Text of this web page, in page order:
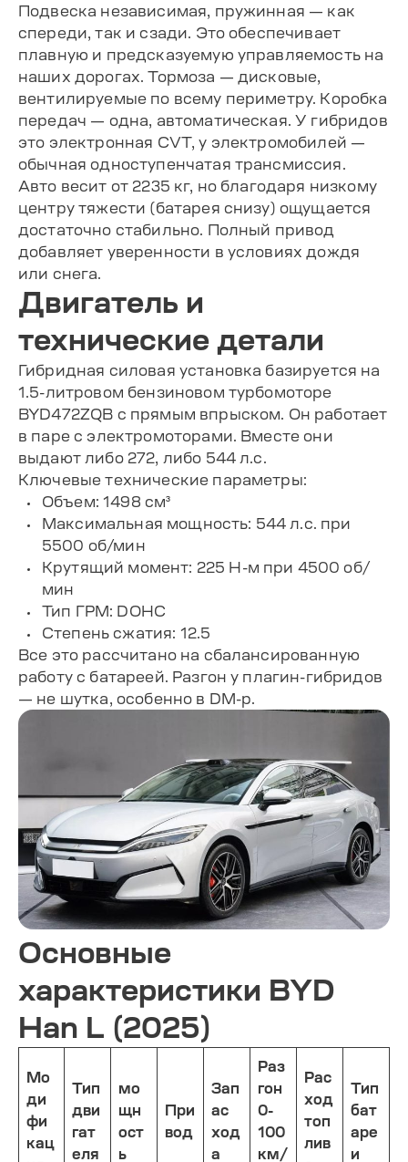
Подвеска независимая, пружинная — как
спереди, так и сзади. Это обеспечивает
плавную и предсказуемую управляемость на
наших дорогах. Тормоза — дисковые,
вентилируемые по всему периметру. Коробка
передач — одна, автоматическая. У гибридов
это электронная CVT, у электромобилей —
обычная одноступенчатая трансмиссия.
Авто весит от 2235 кг, но благодаря низкому
центру тяжести (батарея снизу) ощущается
достаточно стабильно. Полный привод
добавляет уверенности в условиях дождя
или снега.
Двигатель и
технические детали
Гибридная силовая установка базируется на
1.5-литровом бензиновом турбомоторе
BYD472ZQB с прямым впрыском. Он работает
в паре с электромоторами. Вместе они
выдают либо 272, либо 544 л.с.
Ключевые технические параметры:
Объем: 1498 см³
Максимальная мощность: 544 л.с. при
5500 об/мин
Крутящий момент: 225 Н-м при 4500 об/
мин
Тип ГРМ: DOHC
Степень сжатия: 12.5
Все это рассчитано на сбалансированную
работу с батареей. Разгон у плагин-гибридов
— не шутка, особенно в DM-p.
Основные
характеристики BYD
Han L (2025)
Мо
ди
фи
кац
Тип
дви
гат
еля
мо
щн
ост
ь
При
вод
Зап
ас
ход
а
Раз
гон
0-
100
км/
Рас
ход
топ
лив
Тип
бат
аре
и